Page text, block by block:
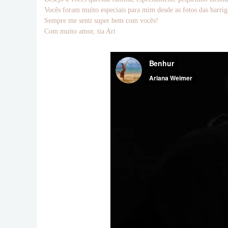
Vocês foram muito especiais para mim desde as fotos das
Sempre me senti super bem com vocês!
Com muito amor, tia Ari